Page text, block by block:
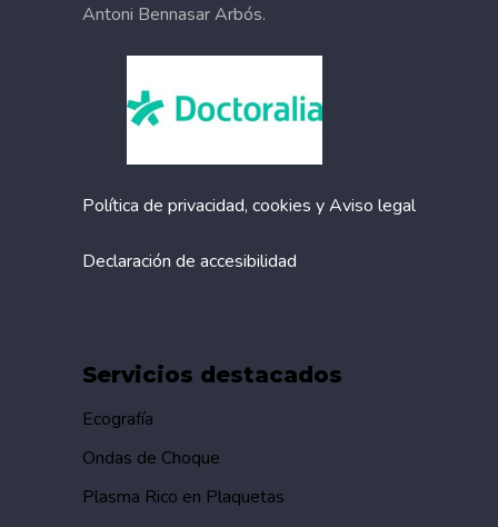
Antoni Bennasar Arbós.
Política de privacidad, cookies y Aviso legal
Declaración de accesibilidad
Servicios destacados
Ecografía
Ondas de Choque
Plasma Rico en Plaquetas